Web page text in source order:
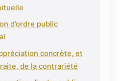
d’ordre public
concrète, et
de la contrariété